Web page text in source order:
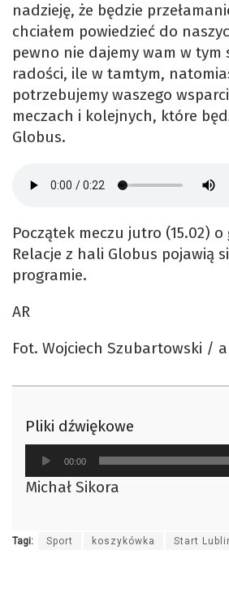
nadzieję, że będzie
chciałem powiedzieć do
pewno nie dajemy wam w tym
radości, ile w tamtym,
potrzebujemy waszego
meczach i kolejnych, które
Globus.
Początek meczu jutro (15.02) o
Relacje z hali Globus pojawią
programie.
AR
Fot. Wojciech Szubartowski /
Pliki dźwiękowe
Odtwarzacz
plików
dźwiękowych
00:00
Michał Sikora
Tagi: Sport koszykówka Start